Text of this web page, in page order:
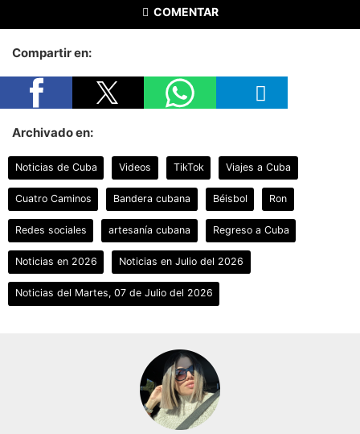
COMENTAR
Compartir en:
Archivado en:
Noticias de Cuba Videos TikTok Viajes a Cuba
Cuatro Caminos Bandera cubana Béisbol Ron
Redes sociales artesanía cubana Regreso a Cuba
Noticias en 2026 Noticias en Julio del 2026
Noticias del Martes, 07 de Julio del 2026